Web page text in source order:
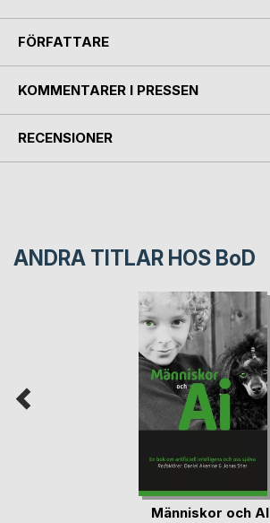
FÖRFATTARE
KOMMENTARER I PRESSEN
RECENSIONER
ANDRA TITLAR HOS BoD
Människor och AI